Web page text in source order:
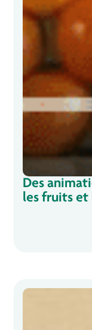
Des
les fruits et